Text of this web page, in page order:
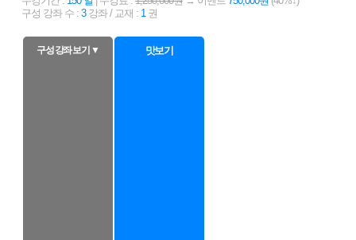
구성 강좌 수 : 3 강좌 / 교재 : 1 권
구성 강좌 보기 ▼ 맛보기